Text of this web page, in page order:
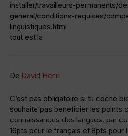
installer/travailleurs-permanents/
general/conditions-requises/
linguistiques.html
tout est la
De David Henri
C’est pas obligatoire si tu coche
souhaite pas beneficier les points
connaissances des langues. par
16pts pour le français et 8pts pour